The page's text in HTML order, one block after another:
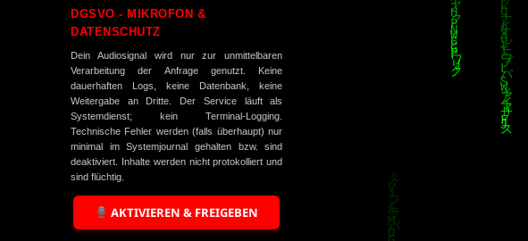
DGSVO - MIKROFON &
DATENSCHUTZ
Dein Audiosignal wird nur zur unmittelbaren
Verarbeitung der Anfrage genutzt. Keine
dauerhaften Logs, keine Datenbank, keine
Weitergabe an Dritte. Der Service läuft als
Systemdienst; kein Terminal-Logging.
Technische Fehler werden (falls überhaupt) nur
minimal im Systemjournal gehalten bzw. sind
deaktiviert. Inhalte werden nicht protokolliert und
sind flüchtig.
AKTIVIEREN & FREIGEBEN